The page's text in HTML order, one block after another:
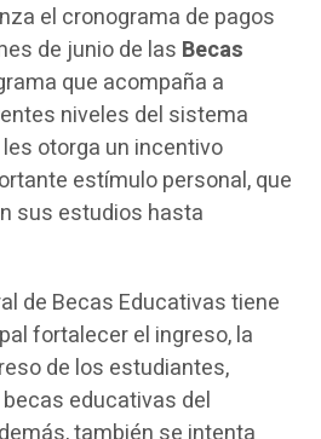
el cronograma de pagos
de junio de las Becas
que acompaña a
niveles del sistema
otorga un incentivo
estímulo personal, que
sus estudios hasta
de Becas Educativas tiene
fortalecer el ingreso, la
de los estudiantes,
educativas del